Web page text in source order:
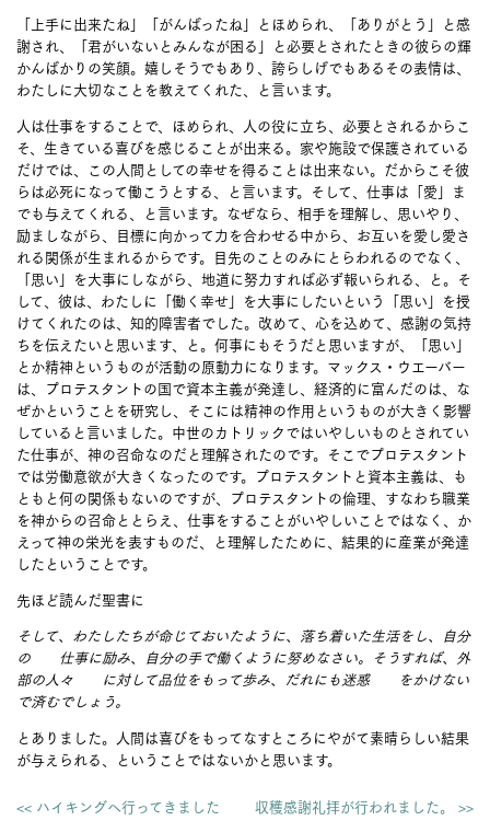
「上手に出来たね」「がんばったね」とほめられ、「ありがとう」と感
謝され、「君がいないとみんなが困る」と必要とされたときの彼らの輝
かんばかりの笑顔。嬉しそうでもあり、誇らしげでもあるその表情は、
わたしに大切なことを教えてくれた、と言います。
人は仕事をすることで、ほめられ、人の役に立ち、必要とされるからこ
そ、生きている喜びを感じることが出来る。家や施設で保護されている
だけでは、この人間としての幸せを得ることは出来ない。だからこそ彼
らは必死になって働こうとする、と言います。そして、仕事は「愛」ま
でも与えてくれる、と言います。なぜなら、相手を理解し、思いやり、
励ましながら、目標に向かって力を合わせる中から、お互いを愛し愛さ
れる関係が生まれるからです。目先のことのみにとらわれるのでなく、
「思い」を大事にしながら、地道に努力すれば必ず報いられる、と。そ
して、彼は、わたしに「働く幸せ」を大事にしたいという「思い」を授
けてくれたのは、知的障害者でした。改めて、心を込めて、感謝の気持
ちを伝えたいと思います、と。何事にもそうだと思いますが、「思い」
とか精神というものが活動の原動力になります。マックス・ウエーバー
は、プロテスタントの国で資本主義が発達し、経済的に富んだのは、な
ぜかということを研究し、そこには精神の作用というものが大きく影響
していると言いました。中世のカトリックではいやしいものとされてい
た仕事が、神の召命なのだと理解されたのです。そこでプロテスタント
では労働意欲が大きくなったのです。プロテスタントと資本主義は、も
ともと何の関係もないのですが、プロテスタントの倫理、すなわち職業
を神からの召命ととらえ、仕事をすることがいやしいことではなく、か
えって神の栄光を表すものだ、と理解したために、結果的に産業が発達
したということです。
先ほど読んだ聖書に
そして、わたしたちが命じておいたように、落ち着いた生活をし、自分
の 仕事に励み、自分の手で働くように努めなさい。そうすれば、外
部の人々 に対して品位をもって歩み、だれにも迷惑 をかけない
で済むでしょう。
とありました。人間は喜びをもってなすところにやがて素晴らしい結果
が与えられる、ということではないかと思います。
<< ハイキングへ行ってきました 収穫感謝礼拝が行われました。 >>